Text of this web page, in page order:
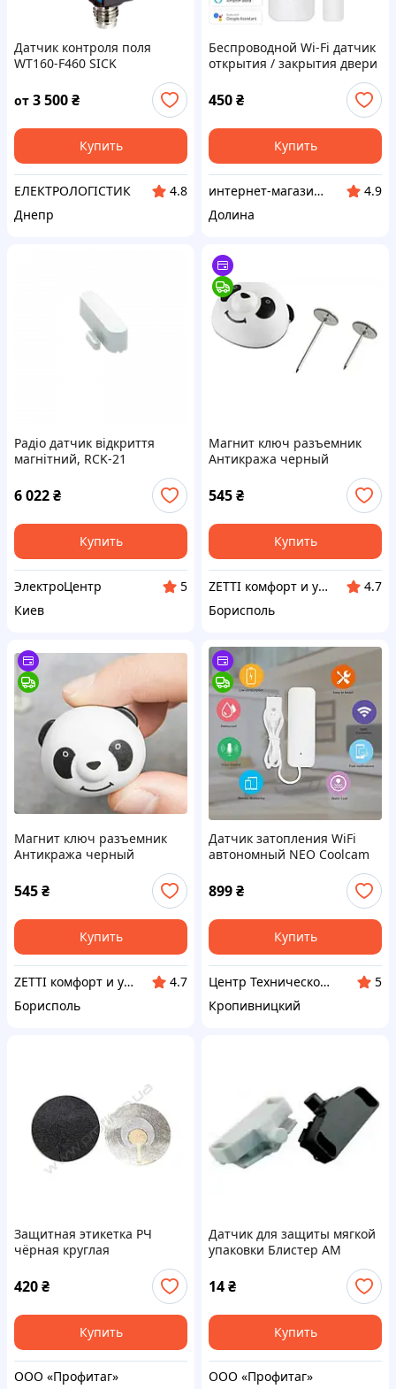
Датчик контроля поля
WT160-F460 SICK
от 3 500₴
Купить
ЕЛЕКТРОЛОГІСТИК
4.8
Днепр
Беспроводной Wi-Fi датчик
открытия / закрытия двери
Google Home
450₴
Купить
интернет-магазин "МОБИЛАЙК"
4.9
Долина
Радіо датчик відкриття
магнітний, RCK-21
6 022₴
Купить
ЭлектроЦентр
5
Киев
Магнит ключ разъемник
Антикража черный
545₴
Купить
ZETTI комфорт и уют вашего дома
4.7
Борисполь
Магнит ключ разъемник
Антикража черный
545₴
Купить
ZETTI комфорт и уют вашего дома
4.7
Борисполь
Датчик затопления WiFi
автономный NEO Coolcam
датчиком. Спец цена!
899₴
Купить
Центр Технической Безопасности
5
Кропивницкий
Защитная этикетка РЧ
чёрная круглая
420₴
Купить
ООО «Профитаг»
Датчик для защиты мягкой
упаковки Блистер АМ
14₴
Купить
ООО «Профитаг»